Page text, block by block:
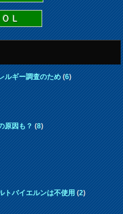
ＯＬ
ルギー調査のため(6)
原因も？(8)
トバイエルンは不使用(2)